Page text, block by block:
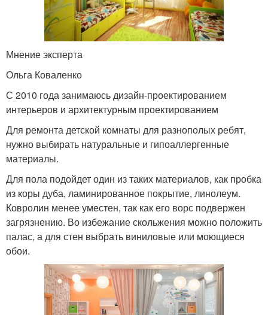
Мнение эксперта
Ольга Коваленко
С 2010 года занимаюсь дизайн-проектированием
интерьеров и архитектурным проектированием
Для ремонта детской комнаты для разнополых ребят,
нужно выбирать натуральные и гипоаллергенные
материалы.
Для пола подойдет один из таких материалов, как пробка
из коры дуба, ламинированное покрытие, линолеум.
Ковролин менее уместен, так как его ворс подвержен
загрязнению. Во избежание скольжения можно положить
палас, а для стен выбрать виниловые или моющиеся
обои.